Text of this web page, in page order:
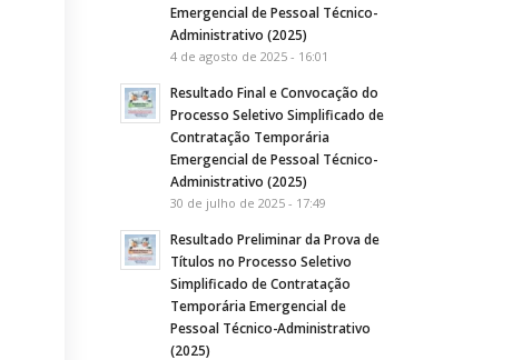
Emergencial de Pessoal Técnico-
Administrativo (2025)
4 de agosto de 2025 - 16:01
Resultado Final e Convocação do
Processo Seletivo Simplificado de
Contratação Temporária
Emergencial de Pessoal Técnico-
Administrativo (2025)
30 de julho de 2025 - 17:49
Resultado Preliminar da Prova de
Títulos no Processo Seletivo
Simplificado de Contratação
Temporária Emergencial de
Pessoal Técnico-Administrativo
(2025)